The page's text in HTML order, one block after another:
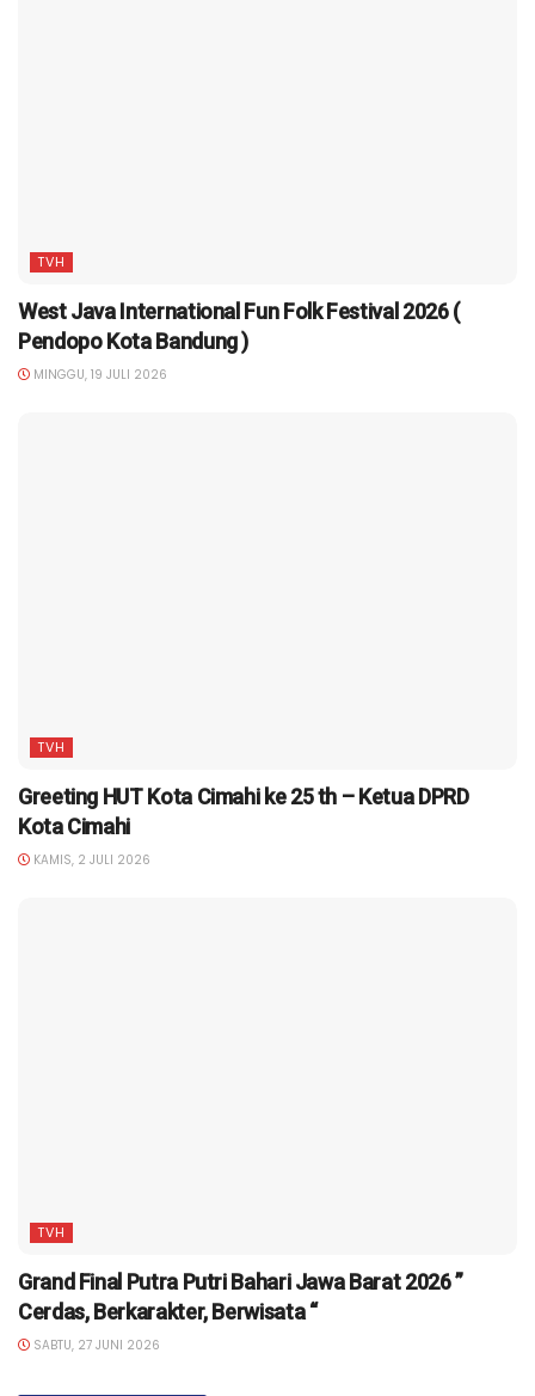
TVH
West Java International Fun Folk Festival 2026 (
Pendopo Kota Bandung )
MINGGU, 19 JULI 2026
TVH
Greeting HUT Kota Cimahi ke 25 th – Ketua DPRD
Kota Cimahi
KAMIS, 2 JULI 2026
TVH
Grand Final Putra Putri Bahari Jawa Barat 2026 ”
Cerdas, Berkarakter, Berwisata “
SABTU, 27 JUNI 2026